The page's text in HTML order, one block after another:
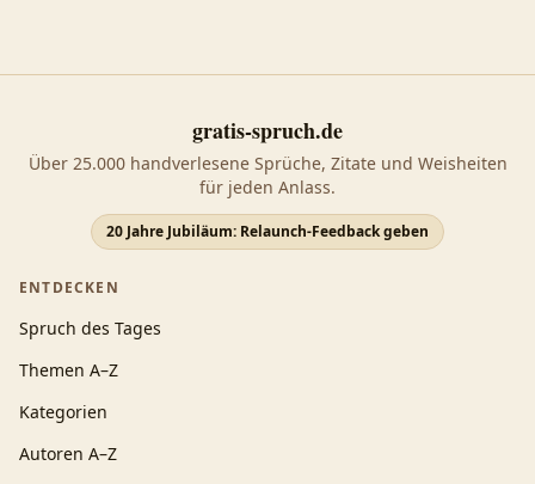
gratis-spruch.de
Über 25.000 handverlesene Sprüche, Zitate und Weisheiten
für jeden Anlass.
20 Jahre Jubiläum: Relaunch-Feedback geben
ENTDECKEN
Spruch des Tages
Themen A–Z
Kategorien
Autoren A–Z